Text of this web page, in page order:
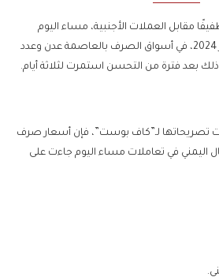
مقابل العملات الأجنبية، مساء اليوم
الأربعاء الموافق 25 سبتمبر 2024، في أسواق الصرف بالعاصمة عدن وعدد
بعد فترة من التحسن استمرت لثلاثة أيام.
تصريحاتها لـ”كاف بوست”، فإن أسعار صرف
اليمني في تعاملات مساء اليوم جاءت على